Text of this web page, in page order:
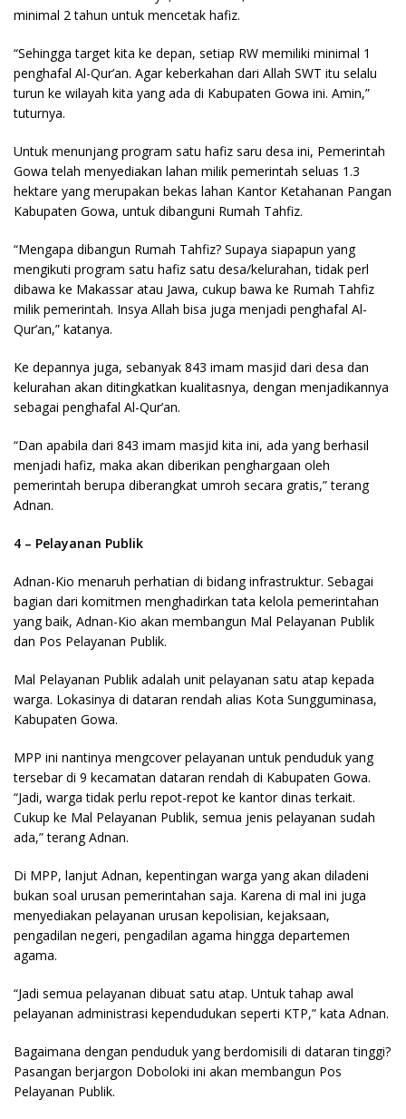
minimal 2 tahun untuk mencetak hafiz.
“Sehingga target kita ke depan, setiap RW memiliki minimal 1
penghafal Al-Qur’an. Agar keberkahan dari Allah SWT itu selalu
turun ke wilayah kita yang ada di Kabupaten Gowa ini. Amin,”
tuturnya.
Untuk menunjang program satu hafiz saru desa ini, Pemerintah
Gowa telah menyediakan lahan milik pemerintah seluas 1.3
hektare yang merupakan bekas lahan Kantor Ketahanan Pangan
Kabupaten Gowa, untuk dibanguni Rumah Tahfiz.
“Mengapa dibangun Rumah Tahfiz? Supaya siapapun yang
mengikuti program satu hafiz satu desa/kelurahan, tidak perl
dibawa ke Makassar atau Jawa, cukup bawa ke Rumah Tahfiz
milik pemerintah. Insya Allah bisa juga menjadi penghafal Al-
Qur’an,” katanya.
Ke depannya juga, sebanyak 843 imam masjid dari desa dan
kelurahan akan ditingkatkan kualitasnya, dengan menjadikannya
sebagai penghafal Al-Qur’an.
“Dan apabila dari 843 imam masjid kita ini, ada yang berhasil
menjadi hafiz, maka akan diberikan penghargaan oleh
pemerintah berupa diberangkat umroh secara gratis,” terang
Adnan.
4 – Pelayanan Publik
Adnan-Kio menaruh perhatian di bidang infrastruktur. Sebagai
bagian dari komitmen menghadirkan tata kelola pemerintahan
yang baik, Adnan-Kio akan membangun Mal Pelayanan Publik
dan Pos Pelayanan Publik.
Mal Pelayanan Publik adalah unit pelayanan satu atap kepada
warga. Lokasinya di dataran rendah alias Kota Sungguminasa,
Kabupaten Gowa.
MPP ini nantinya mengcover pelayanan untuk penduduk yang
tersebar di 9 kecamatan dataran rendah di Kabupaten Gowa.
“Jadi, warga tidak perlu repot-repot ke kantor dinas terkait.
Cukup ke Mal Pelayanan Publik, semua jenis pelayanan sudah
ada,” terang Adnan.
Di MPP, lanjut Adnan, kepentingan warga yang akan diladeni
bukan soal urusan pemerintahan saja. Karena di mal ini juga
menyediakan pelayanan urusan kepolisian, kejaksaan,
pengadilan negeri, pengadilan agama hingga departemen
agama.
“Jadi semua pelayanan dibuat satu atap. Untuk tahap awal
pelayanan administrasi kependudukan seperti KTP,” kata Adnan.
Bagaimana dengan penduduk yang berdomisili di dataran tinggi?
Pasangan berjargon Doboloki ini akan membangun Pos
Pelayanan Publik.